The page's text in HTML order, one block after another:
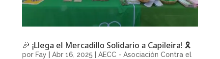
🎉 ¡Llega el Mercadillo Solidario a Capileira! 🎗
por Fay Abr 16, 2025
AECC - Asociación Contra el